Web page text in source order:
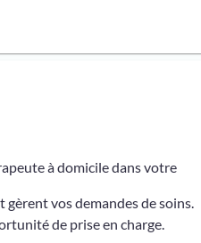
à domicile dans votre
vos demandes de soins.
de prise en charge.